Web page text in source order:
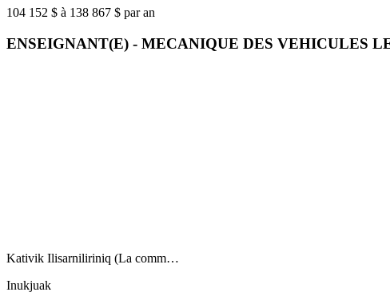
104 152 $ à 138 867 $ par an
ENSEIGNANT(E) - MECANIQUE DES VEHICULES
Kativik Ilisarniliriniq (La comm…
Inukjuak